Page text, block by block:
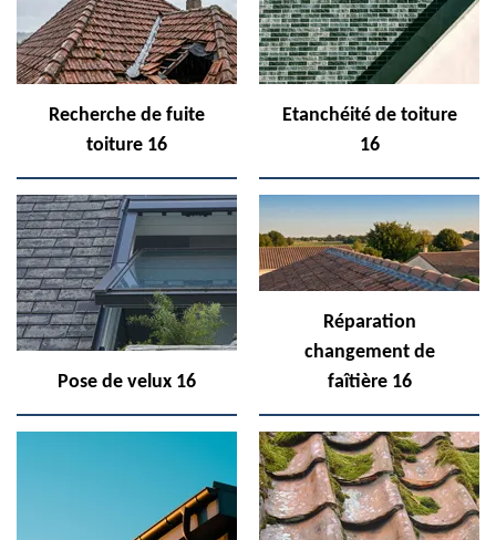
Recherche de fuite
toiture 16
Etanchéité de toiture
16
Pose de velux 16
Réparation
changement de
faîtière 16